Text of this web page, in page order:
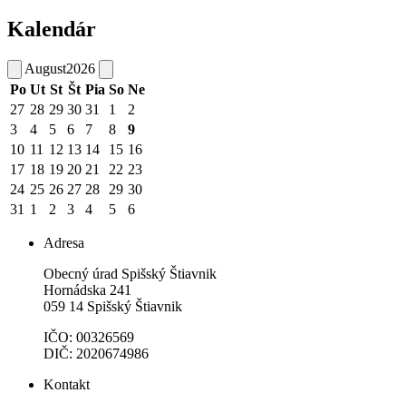
Kalendár
August2026
Po Ut St Št Pia So Ne
27 28 29 30 31 1
2
3
4 5 6 7 8
9
10 11 12 13 14 15 16
17 18 19 20 21 22 23
24 25 26 27 28 29 30
31 1 2 3 4 5 6
Adresa
Obecný úrad Spišský Štiavnik
Hornádska 241
059 14 Spišský Štiavnik
IČO: 00326569
DIČ: 2020674986
Kontakt